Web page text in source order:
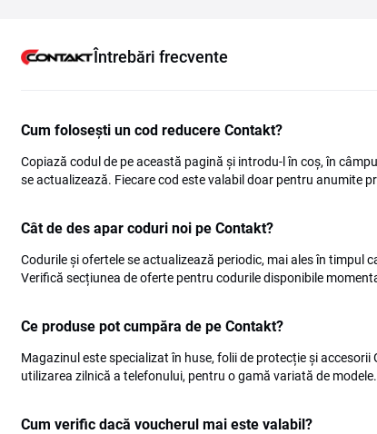
Întrebări frecvente
Cum folosești un cod reducere Contakt?
Copiază codul de pe această pagină și introdu-l în coș, în
se actualizează. Fiecare cod este valabil doar pentru anumite
Cât de des apar coduri noi pe Contakt?
Codurile și ofertele se actualizează periodic, mai ales în timpul
Verifică secțiunea de oferte pentru codurile disponibile
Ce produse pot cumpăra de pe Contakt?
Magazinul este specializat în huse, folii de protecție și
utilizarea zilnică a telefonului, pentru o gamă variată de modele.
Cum verific dacă voucherul mai este valabil?